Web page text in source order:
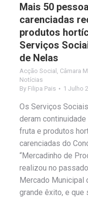
Mais 50
carenciadas
produtos
Serviços
de Nelas
Acção Social Câmara
Notícias
By Filipa Pais 1 Julho
Os Serviços
deram
fruta e produtos
carenciadas do
“Mercadinho de
realizou no
Mercado Municipal
grande êxito, e que